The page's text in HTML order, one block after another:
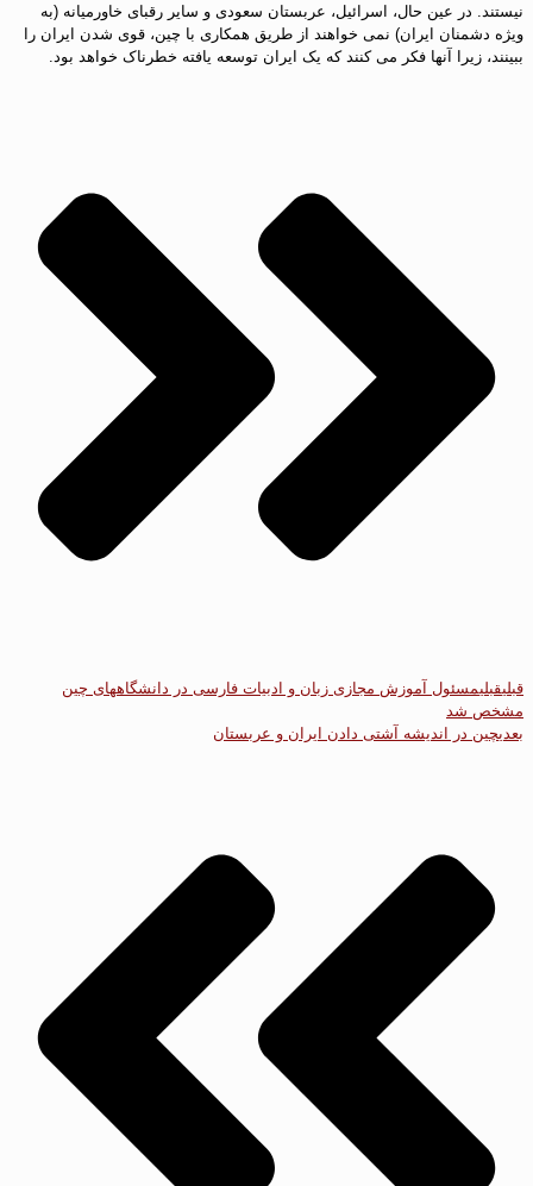
نیستند. در عین حال، اسرائیل، عربستان سعودی و سایر رقبای خاورمیانه (به
ویژه دشمنان ایران) نمی خواهند از طریق همکاری با چین، قوی شدن ایران را
ببینند، زیرا آنها فکر می کنند که یک ایران توسعه یافته خطرناک خواهد بود.
قبلیقبلیمسئول آموزش مجازی زبان و ادبیات فارسی در دانشگاههای چین
مشخص شد
بعدیچین در اندیشه آشتی دادن ایران و عربستان